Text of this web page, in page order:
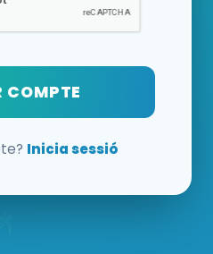
COMPTE
Inicia sessió